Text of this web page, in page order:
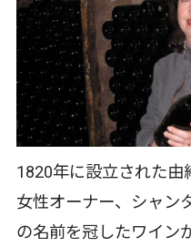
1820年に設立された
女性オーナー、シャン
の名前を冠したワイン